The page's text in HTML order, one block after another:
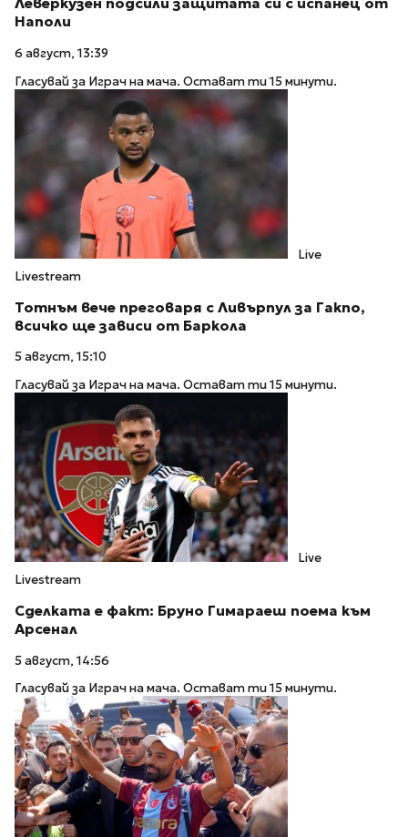
Наполи
6 август, 13:39
Гласувай за Играч на мача. Остават ти 15 минути.
Live
Livestream
Тотнъм вече преговаря с Ливърпул за Гакпо,
всичко ще зависи от Баркола
5 август, 15:10
Гласувай за Играч на мача. Остават ти 15 минути.
Live
Livestream
Сделката е факт: Бруно Гимараеш поема към
Арсенал
5 август, 14:56
Гласувай за Играч на мача. Остават ти 15 минути.